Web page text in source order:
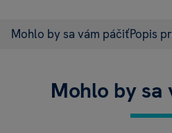
Mohlo by sa vám páčiťPopis
Mohlo by sa